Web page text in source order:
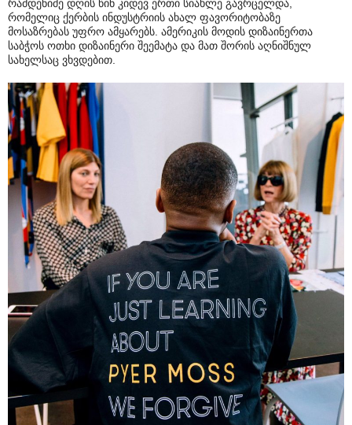
რამდენიმე დღის წინ კიდევ ერთი სიახლე გავრცელდა,
რომელიც ქერბის ინდუსტრიის ახალ ფავორიტობაზე
მოსაზრებას უფრო ამყარებს. ამერიკის მოდის დიზაინერთა
საბჭოს ოთხი დიზაინერი შეემატა და მათ შორის აღნიშნულ
სახელსაც ვხვდებით.